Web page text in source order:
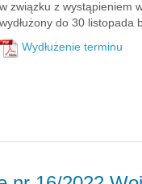
w związku z wystąpieniem
wydłużony do 30 listopada
Wydłużenie terminu